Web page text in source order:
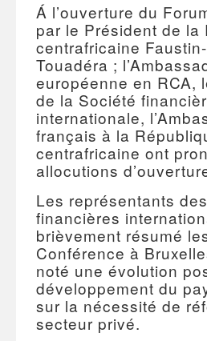
Á l’ouverture du
par le Président de la
centrafricaine
Touadéra ;
européenne en RCA,
de la Société
internationale,
français à la
centrafricaine ont
allocutions
Les représentants
financières
brièvement résumé
Conférence à
noté une évolution
développement du
sur la nécessité de
secteur privé.